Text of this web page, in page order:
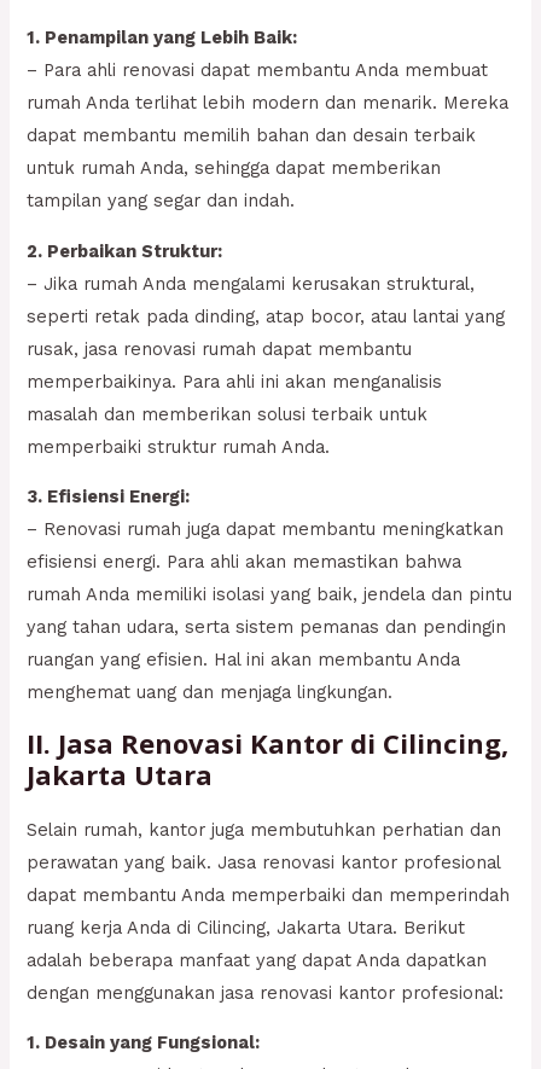
1. Penampilan yang Lebih Baik:
– Para ahli renovasi dapat membantu Anda membuat
rumah Anda terlihat lebih modern dan menarik. Mereka
dapat membantu memilih bahan dan desain terbaik
untuk rumah Anda, sehingga dapat memberikan
tampilan yang segar dan indah.
2. Perbaikan Struktur:
– Jika rumah Anda mengalami kerusakan struktural,
seperti retak pada dinding, atap bocor, atau lantai yang
rusak, jasa renovasi rumah dapat membantu
memperbaikinya. Para ahli ini akan menganalisis
masalah dan memberikan solusi terbaik untuk
memperbaiki struktur rumah Anda.
3. Efisiensi Energi:
– Renovasi rumah juga dapat membantu meningkatkan
efisiensi energi. Para ahli akan memastikan bahwa
rumah Anda memiliki isolasi yang baik, jendela dan pintu
yang tahan udara, serta sistem pemanas dan pendingin
ruangan yang efisien. Hal ini akan membantu Anda
menghemat uang dan menjaga lingkungan.
II. Jasa Renovasi Kantor di Cilincing,
Jakarta Utara
Selain rumah, kantor juga membutuhkan perhatian dan
perawatan yang baik. Jasa renovasi kantor profesional
dapat membantu Anda memperbaiki dan memperindah
ruang kerja Anda di Cilincing, Jakarta Utara. Berikut
adalah beberapa manfaat yang dapat Anda dapatkan
dengan menggunakan jasa renovasi kantor profesional:
1. Desain yang Fungsional: